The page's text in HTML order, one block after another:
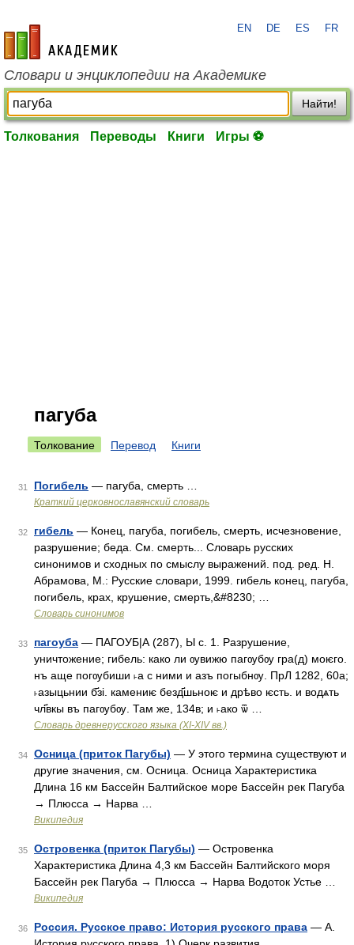
academic.ru
EN DE ES FR
Словари и энциклопедии на Академике
Найти!
Толкования Переводы Книги Игры ⚽
пагуба
Толкование Перевод Книги
31 Погибель — пагуба, смерть …
Краткий церковнославянский словарь
32 гибель — Конец, пагуба, погибель, смерть, исчезновение,
разрушение; беда. См. смерть... Словарь русских
синонимов и сходных по смыслу выражений. под. ред. Н.
Абрамова, М.: Русские словари, 1999. гибель конец, пагуба,
погибель, крах, крушение, смерть,&#8230; …
Словарь синонимов
33 пагоуба — ПАГОУБ|А (287), Ы с. 1. Разрушение,
уничтожение; гибель: како ли ѹвижю пагѹбѹ гра(д) моѥго.
нъ аще погѹбиши ˫а с ними и азъ погыбнѹ. ПрЛ 1282, 60а;
˫азыцьнии б҃зi. камениѥ безд҃шьноѥ и дрѣво ѥсть. и водѧть
чл҃вкы въ пагѹбѹ. Там же, 134в; и ˫ако ѿ …
Словарь древнерусского языка (XI-XIV вв.)
34 Осница (приток Пагубы) — У этого термина существуют и
другие значения, см. Осница. Осница Характеристика
Длина 16 км Бассейн Балтийское море Бассейн рек Пагуба
→ Плюсса → Нарва …
Википедия
35 Островенка (приток Пагубы) — Островенка
Характеристика Длина 4,3 км Бассейн Балтийского моря
Бассейн рек Пагуба → Плюсса → Нарва Водоток Устье …
Википедия
36 Россия. Русское право: История русского права — А.